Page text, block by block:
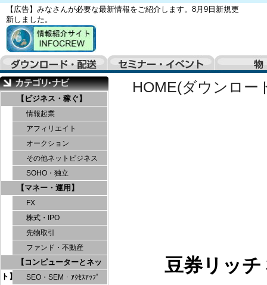
【広告】みなさんが必要な最新情報をご紹介します。8月9日新規更
新しました。
【ビジネス・稼ぐ】
情報起業
アフィリエイト
オークション
その他ネットビジネス
SOHO・独立
【マネー・運用】
FX
株式・IPO
先物取引
ファンド・不動産
【コンピューターとネッ
ト】
SEO・SEM・ｱｸｾｽｱｯﾌﾟ
HOME(ダウンロー
豆券リッ